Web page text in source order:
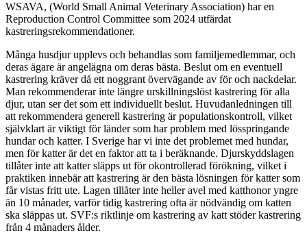
WSAVA, (World Small Animal Veterinary Association) har en
Reproduction Control Committee som 2024 utfärdat
kastreringsrekommendationer.
Många husdjur upplevs och behandlas som familjemedlemmar, och
deras ägare är angelägna om deras bästa. Beslut om en eventuell
kastrering kräver då ett noggrant övervägande av för och nackdelar.
Man rekommenderar inte längre urskillningslöst kastrering för alla
djur, utan ser det som ett individuellt beslut. Huvudanledningen till
att rekommendera generell kastrering är populationskontroll, vilket
självklart är viktigt för länder som har problem med lösspringande
hundar och katter. I Sverige har vi inte det problemet med hundar,
men för katter är det en faktor att ta i beräknande. Djurskyddslagen
tillåter inte att katter släpps ut för okontrollerad förökning, vilket i
praktiken innebär att kastrering är den bästa lösningen för katter som
får vistas fritt ute. Lagen tillåter inte heller avel med katthonor yngre
än 10 månader, varför tidig kastrering ofta är nödvändig om katten
ska släppas ut. SVF:s riktlinje om kastrering av katt stöder kastrering
från 4 månaders ålder.